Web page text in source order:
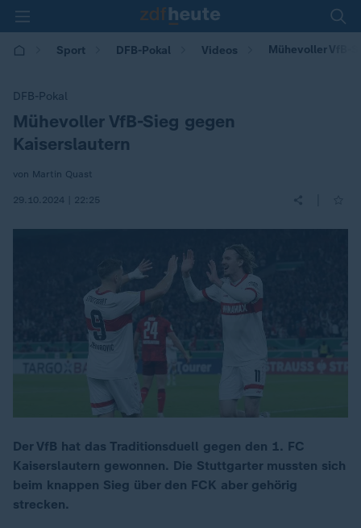
Sport DFB-Pokal Videos Mühevoller VfB-
DFB-Pokal
:Mühevoller VfB-Sieg gegen
Kaiserslautern
von Martin Quast
29.10.2024 | 22:25
Der VfB hat das Traditionsduell gegen den 1. FC
Kaiserslautern gewonnen. Die Stuttgarter mussten sich
beim knappen Sieg über den FCK aber gehörig
strecken.